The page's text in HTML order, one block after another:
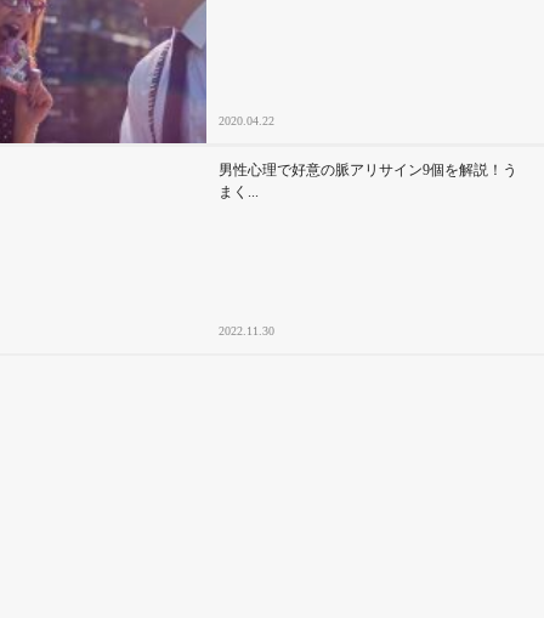
2020.04.22
男性心理で好意の脈アリサイン9個を解説！う
まく...
2022.11.30